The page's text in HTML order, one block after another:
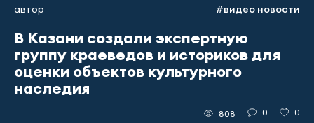
автор #видео новости
В Казани создали экспертную
группу краеведов и историков для
оценки объектов культурного
наследия
808 0 0